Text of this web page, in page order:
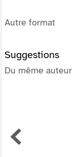
Autre format
Suggestions
Du même auteur